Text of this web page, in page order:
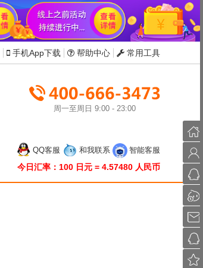
手机App下载 帮助中心 常用工具
周一至周日 9:00 - 23:00
QQ客服 和我联系 智能客服
今日汇率：100 日元 = 4.57480 人民币
首
页
会
员
中
心
联
系
QQ
联
系
旺
旺
发
送
邮
投
诉
收